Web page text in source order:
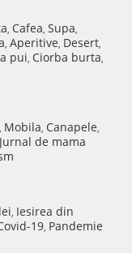
, Cafea, Supa,
, Aperitive, Desert,
pui, Ciorba burta,
, Mobila, Canapele,
Jurnal de mama
, Iesirea din
19, Pandemie